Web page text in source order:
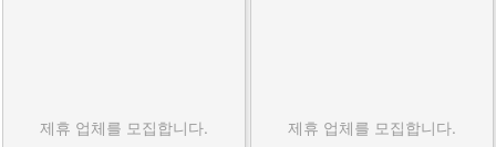
제휴 업체를 모집합니다. 제휴 업체를 모집합니다.